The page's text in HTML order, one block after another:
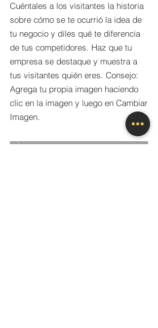
Cuéntales a los visitantes la historia
sobre cómo se te ocurrió la idea de
tu negocio y diles qué te diferencia
de tus competidores. Haz que tu
empresa se destaque y muestra a
tus visitantes quién eres. Consejo:
Agrega tu propia imagen haciendo
clic en la imagen y luego en Cambiar
Imagen.